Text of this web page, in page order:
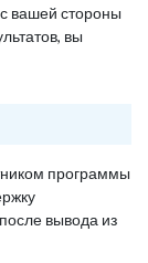
вашей стороны
вы
программы
вывода из